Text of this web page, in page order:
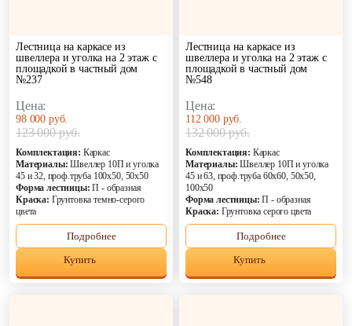
Лестница на каркасе из
швеллера и уголка на 2 этаж с
площадкой в частный дом
№237
Цена:
98 000 руб.
123 000 руб.
Комплектация: Каркас
Материалы: Швеллер 10П и уголка
45 и 32, проф.труба 100х50, 50х50
Форма лестницы: П - образная
Краска: Грунтовка темно-серого
цвета
Подробнее
Купить
Лестница на каркасе из
швеллера и уголка на 2 этаж с
площадкой в частный дом
№548
Цена:
112 000 руб.
132 000 руб.
Комплектация: Каркас
Материалы: Швеллер 10П и уголка
45 и 63, проф.труба 60х60, 50х50,
100х50
Форма лестницы: П - образная
Краска: Грунтовка серого цвета
Подробнее
Купить